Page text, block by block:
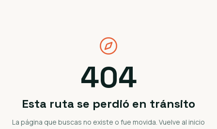
404
Esta ruta se perdió en tránsito
La página que buscas no existe o fue movida. Vuelve al inicio